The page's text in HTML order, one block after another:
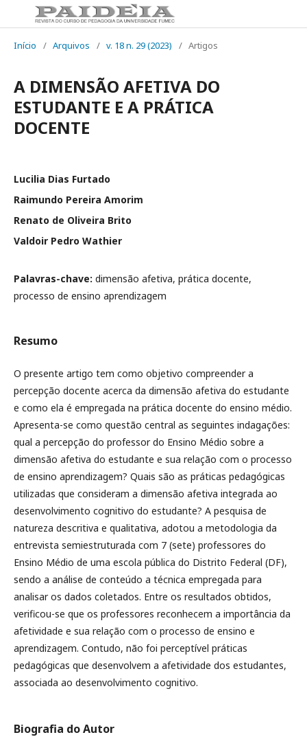
Início / Arquivos / v. 18 n. 29 (2023) / Artigos
A DIMENSÃO AFETIVA DO
ESTUDANTE E A PRÁTICA
DOCENTE
Lucilia Dias Furtado
Raimundo Pereira Amorim
Renato de Oliveira Brito
Valdoir Pedro Wathier
Palavras-chave: dimensão afetiva, prática docente,
processo de ensino aprendizagem
Resumo
O presente artigo tem como objetivo compreender a
percepção docente acerca da dimensão afetiva do estudante
e como ela é empregada na prática docente do ensino médio.
Apresenta-se como questão central as seguintes indagações:
qual a percepção do professor do Ensino Médio sobre a
dimensão afetiva do estudante e sua relação com o processo
de ensino aprendizagem? Quais são as práticas pedagógicas
utilizadas que consideram a dimensão afetiva integrada ao
desenvolvimento cognitivo do estudante? A pesquisa de
natureza descritiva e qualitativa, adotou a metodologia da
entrevista semiestruturada com 7 (sete) professores do
Ensino Médio de uma escola pública do Distrito Federal (DF),
sendo a análise de conteúdo a técnica empregada para
analisar os dados coletados. Entre os resultados obtidos,
verificou-se que os professores reconhecem a importância da
afetividade e sua relação com o processo de ensino e
aprendizagem. Contudo, não foi perceptível práticas
pedagógicas que desenvolvem a afetividade dos estudantes,
associada ao desenvolvimento cognitivo.
Biografia do Autor